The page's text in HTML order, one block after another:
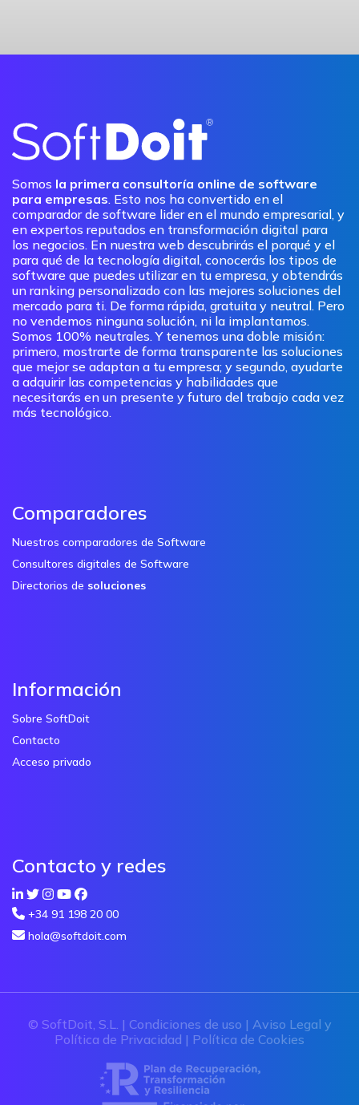
Somos la primera consultoría online de software
para empresas. Esto nos ha convertido en el
comparador de software lider en el mundo empresarial, y
en expertos reputados en transformación digital para
los negocios. En nuestra web descubrirás el porqué y el
para qué de la tecnología digital, conocerás los tipos de
software que puedes utilizar en tu empresa, y obtendrás
un ranking personalizado con las mejores soluciones del
mercado para ti. De forma rápida, gratuita y neutral. Pero
no vendemos ninguna solución, ni la implantamos.
Somos 100% neutrales. Y tenemos una doble misión:
primero, mostrarte de forma transparente las soluciones
que mejor se adaptan a tu empresa; y segundo, ayudarte
a adquirir las competencias y habilidades que
necesitarás en un presente y futuro del trabajo cada vez
más tecnológico.
Comparadores
Nuestros comparadores de Software
Consultores digitales de Software
Directorios de soluciones
Información
Sobre SoftDoit
Contacto
Acceso privado
Contacto y redes
+34 91 198 20 00
hola@softdoit.com
© SoftDoit, S.L. | Condiciones de uso | Aviso Legal y
Política de Privacidad | Política de Cookies